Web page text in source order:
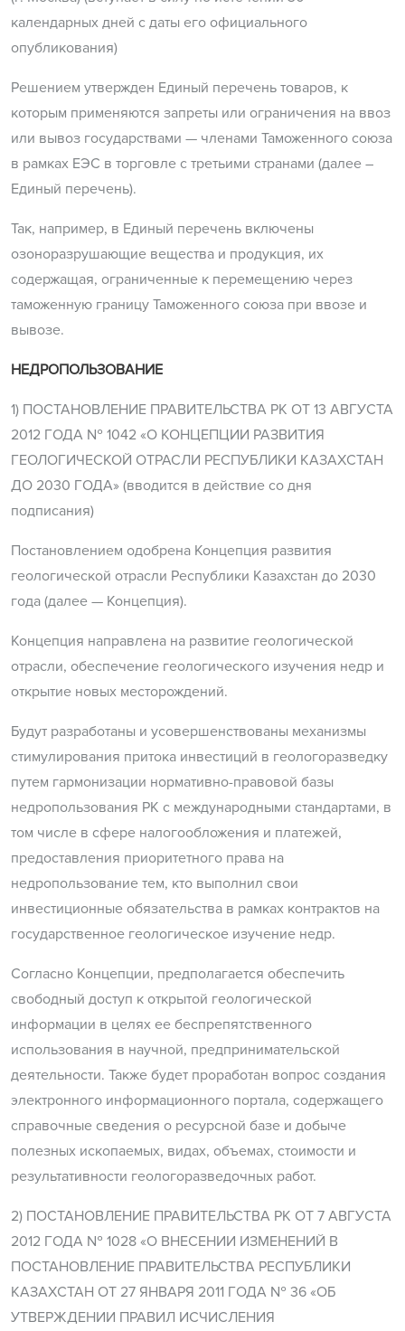
календарных дней с даты его официального
опубликования)
Решением утвержден Единый перечень товаров, к
которым применяются запреты или ограничения на ввоз
или вывоз государствами — членами Таможенного союза
в рамках ЕЭС в торговле с третьими странами (далее –
Единый перечень).
Так, например, в Единый перечень включены
озоноразрушающие вещества и продукция, их
содержащая, ограниченные к перемещению через
таможенную границу Таможенного союза при ввозе и
вывозе.
НЕДРОПОЛЬЗОВАНИЕ
1) ПОСТАНОВЛЕНИЕ ПРАВИТЕЛЬСТВА РК ОТ 13 АВГУСТА
2012 ГОДА № 1042 «О КОНЦЕПЦИИ РАЗВИТИЯ
ГЕОЛОГИЧЕСКОЙ ОТРАСЛИ РЕСПУБЛИКИ КАЗАХСТАН
ДО 2030 ГОДА» (вводится в действие со дня
подписания)
Постановлением одобрена Концепция развития
геологической отрасли Республики Казахстан до 2030
года (далее — Концепция).
Концепция направлена на развитие геологической
отрасли, обеспечение геологического изучения недр и
открытие новых месторождений.
Будут разработаны и усовершенствованы механизмы
стимулирования притока инвестиций в геологоразведку
путем гармонизации нормативно-правовой базы
недропользования РК с международными стандартами, в
том числе в сфере налогообложения и платежей,
предоставления приоритетного права на
недропользование тем, кто выполнил свои
инвестиционные обязательства в рамках контрактов на
государственное геологическое изучение недр.
Согласно Концепции, предполагается обеспечить
свободный доступ к открытой геологической
информации в целях ее беспрепятственного
использования в научной, предпринимательской
деятельности. Также будет проработан вопрос создания
электронного информационного портала, содержащего
справочные сведения о ресурсной базе и добыче
полезных ископаемых, видах, объемах, стоимости и
результативности геологоразведочных работ.
2) ПОСТАНОВЛЕНИЕ ПРАВИТЕЛЬСТВА РК ОТ 7 АВГУСТА
2012 ГОДА № 1028 «О ВНЕСЕНИИ ИЗМЕНЕНИЙ В
ПОСТАНОВЛЕНИЕ ПРАВИТЕЛЬСТВА РЕСПУБЛИКИ
КАЗАХСТАН ОТ 27 ЯНВАРЯ 2011 ГОДА № 36 «ОБ
УТВЕРЖДЕНИИ ПРАВИЛ ИСЧИСЛЕНИЯ